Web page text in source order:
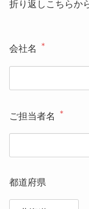
折り返しこちらか
会社名 ＊
ご担当者名 ＊
都道府県